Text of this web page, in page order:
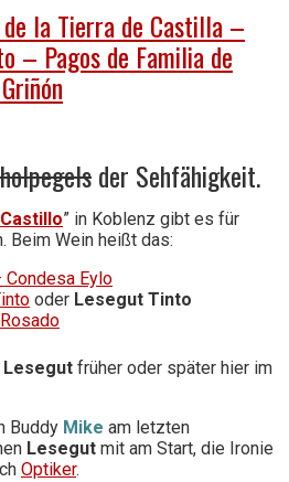
der Sehfähigkeit.
Castillo” in Koblenz gibt es für
Beim Wein heißt das:
Condesa Eylo
oder Lesegut Tinto
Lesegut früher oder später hier im
Buddy Mike am letzten
Lesegut mit am Start, die Ironie
Optiker.